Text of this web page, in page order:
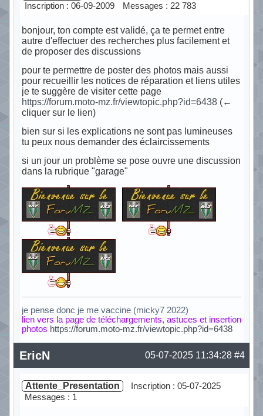
Inscription : 06-09-2009
Messages : 22 783
bonjour, ton compte est validé, ça te permet entre
autre d'effectuer des recherches plus facilement et
de proposer des discussions
pour te permettre de poster des photos mais aussi
pour recueillir les notices de réparation et liens utiles
je te suggère de visiter cette page
https://forum.moto-mz.fr/viewtopic.php?id=6438(←
cliquer sur le lien)
bien sur si les explications ne sont pas lumineuses
tu peux nous demander des éclaircissements
si un jour un problème se pose ouvre une discussion
dans la rubrique "garage"
je pense donc je me vaccine (micky7 2022)
lien vers la page de téléchargements, astuces et insertion
photos https://forum.moto-mz.fr/viewtopic.php?id=6438
Hors ligne #4
05-07-2025 11:34:28
EricN
Attente_Presentation
Inscription : 05-07-2025
Messages : 1